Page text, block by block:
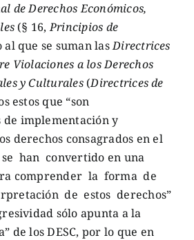
de Derechos Económicos,
(§ 16,Principios de
al que se suman lasDirectrices
Violaciones a los Derechos
y Culturales(Directrices de
estos que “son
de implementación y
derechos consagrados en el
han convertido en una
comprender la forma de
de estos derechos”
sólo apunta a la
de los DESC, por lo que en